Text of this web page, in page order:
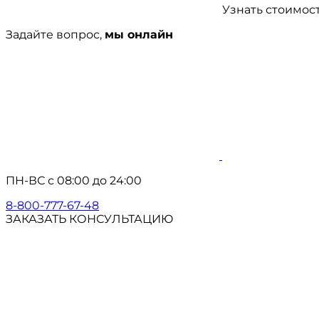
Узнать
Задайте вопрос, мы онлайн
ПН-ВС с 08:00 до 24:00
8-800-777-67-48
ЗАКАЗАТЬ КОНСУЛЬТАЦИЮ